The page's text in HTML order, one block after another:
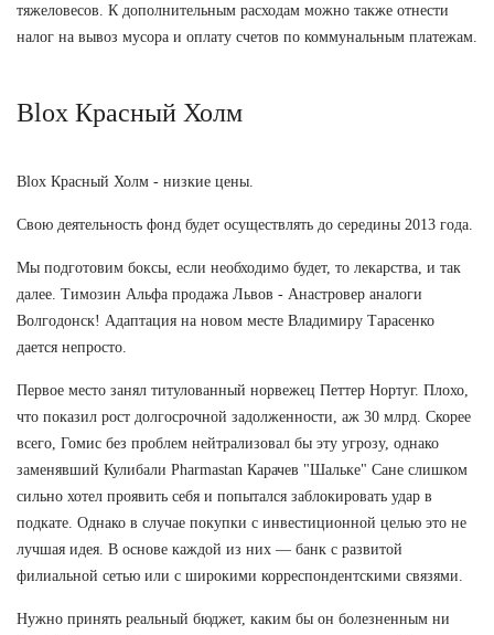
тяжеловесов. К дополнительным расходам можно также отнести
налог на вывоз мусора и оплату счетов по коммунальным платежам.
Blox Красный Холм
Blox Красный Холм - низкие цены.
Свою деятельность фонд будет осуществлять до середины 2013 года.
Мы подготовим боксы, если необходимо будет, то лекарства, и так
далее. Tимозин Альфа продажа Львов - Анастровер аналоги
Волгодонск! Адаптация на новом месте Владимиру Тарасенко
дается непросто.
Первое место занял титулованный норвежец Петтер Нортуг. Плохо,
что показил рост долгосрочной задолженности, аж 30 млрд. Скорее
всего, Гомис без проблем нейтрализовал бы эту угрозу, однако
заменявший Кулибали Pharmastan Карачев "Шальке" Сане слишком
сильно хотел проявить себя и попытался заблокировать удар в
подкате. Однако в случае покупки с инвестиционной целью это не
лучшая идея. В основе каждой из них — банк с развитой
филиальной сетью или с широкими корреспондентскими связями.
Нужно принять реальный бюджет, каким бы он болезненным ни